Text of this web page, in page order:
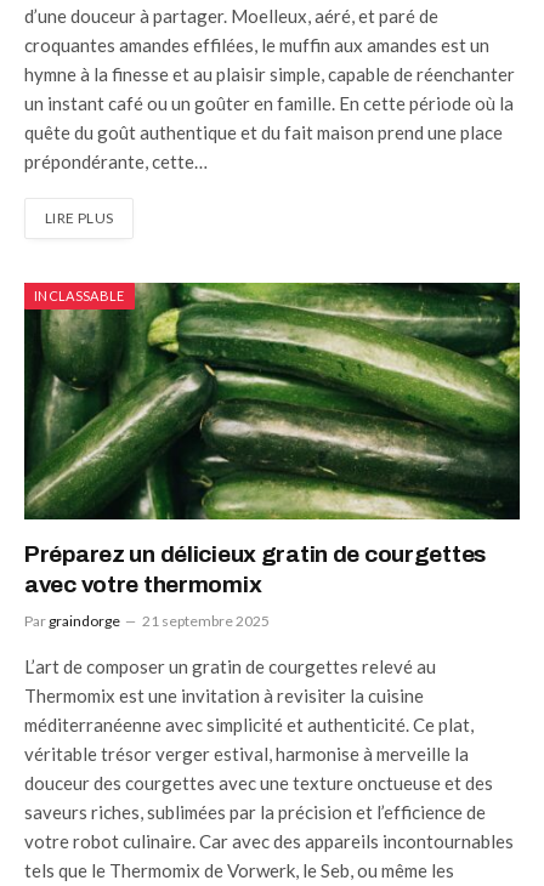
d’une douceur à partager. Moelleux, aéré, et paré de
croquantes amandes effilées, le muffin aux amandes est un
hymne à la finesse et au plaisir simple, capable de réenchanter
un instant café ou un goûter en famille. En cette période où la
quête du goût authentique et du fait maison prend une place
prépondérante, cette…
LIRE PLUS
INCLASSABLE
Préparez un délicieux gratin de courgettes
avec votre thermomix
Par graindorge 21 septembre 2025
L’art de composer un gratin de courgettes relevé au
Thermomix est une invitation à revisiter la cuisine
méditerranéenne avec simplicité et authenticité. Ce plat,
véritable trésor verger estival, harmonise à merveille la
douceur des courgettes avec une texture onctueuse et des
saveurs riches, sublimées par la précision et l’efficience de
votre robot culinaire. Car avec des appareils incontournables
tels que le Thermomix de Vorwerk, le Seb, ou même les